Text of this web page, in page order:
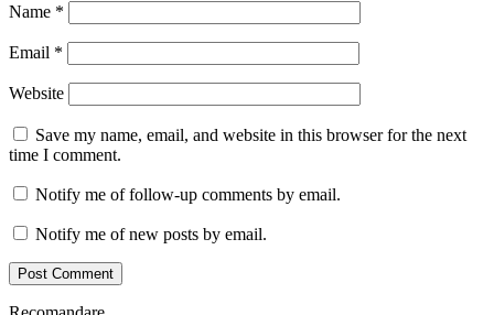
Name *
Email *
Website
Save my name, email, and website in this browser for the next
time I comment.
Notify me of follow-up comments by email.
Notify me of new posts by email.